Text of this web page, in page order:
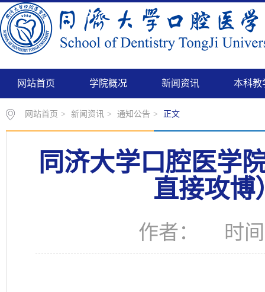
网站首页 学院概况 新闻资讯 本科教
网站首页 > 新闻资讯 > 通知公告 > 正文
同济大学口腔医学
直接攻博
作者： 时间